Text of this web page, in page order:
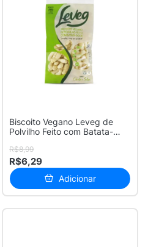
Biscoito Vegano Leveg de
Polvilho Feito com Batata-
R$8,99
R$6,29
Adicionar